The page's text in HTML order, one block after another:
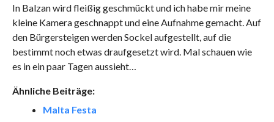
In Balzan wird fleißig geschmückt und ich habe mir meine
kleine Kamera geschnappt und eine Aufnahme gemacht. Auf
den Bürgersteigen werden Sockel aufgestellt, auf die
bestimmt noch etwas draufgesetzt wird. Mal schauen wie
es in ein paar Tagen aussieht…
Ähnliche Beiträge:
Malta Festa